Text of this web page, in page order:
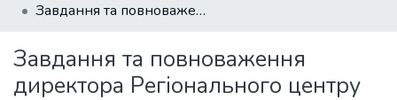
All of DSpace
Statistics
Завдання та повноваження директора Регіонального центру щодо надання безоплатної правової допомоги
Завдання та повноваження
директора Регіонального центру